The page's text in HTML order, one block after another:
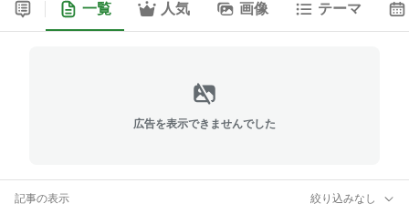
一覧 人気 画像 テーマ
広告を表示できませんでした
記事の表示 絞り込みなし